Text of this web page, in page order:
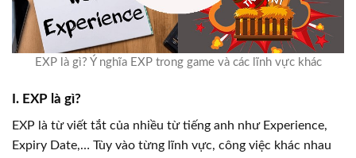
EXP là gì? Ý nghĩa EXP trong game và các lĩnh vực khác
I. EXP là gì?
EXP là từ viết tắt của nhiều từ tiếng anh như Experience,
Expiry Date,… Tùy vào từng lĩnh vực, công việc khác nhau